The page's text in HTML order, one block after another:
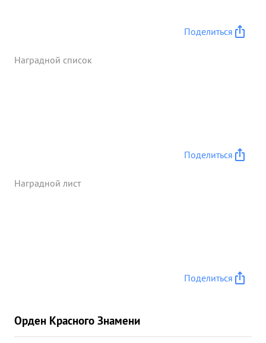
2 ФВ-190, несмотря на то, что по численности
Дисциплинированный, звеном руководит
Поделиться
Наградной список
Поделиться
Наградной лист
Поделиться
Орден Красного Знамени